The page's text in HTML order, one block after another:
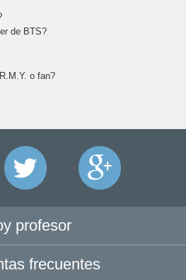
de BTS?
o fan?
profesor
frecuentes